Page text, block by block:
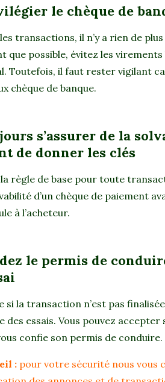
le chèque de
transactions, il n’y a rien de
que possible, évitez les
Toutefois, il faut rester vigilant
chèque de banque.
s’assurer de la
de donner les clés
la règle de base pour toute
d’un chèque de paiement
à l’acheteur.
le permis de
si la transaction n’est pas
des essais. Vous pouvez
confie son permis de conduire.
: pour votre sécurité nous vous